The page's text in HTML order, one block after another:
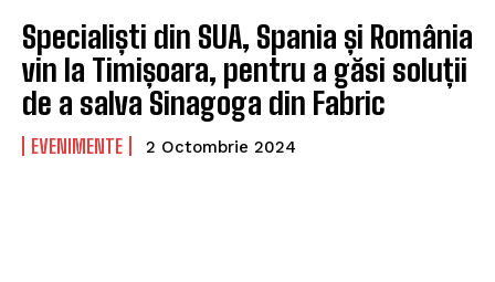
Specialiști din SUA, Spania și România
vin la Timișoara, pentru a găsi soluții
de a salva Sinagoga din Fabric
EVENIMENTE 2 Octombrie 2024